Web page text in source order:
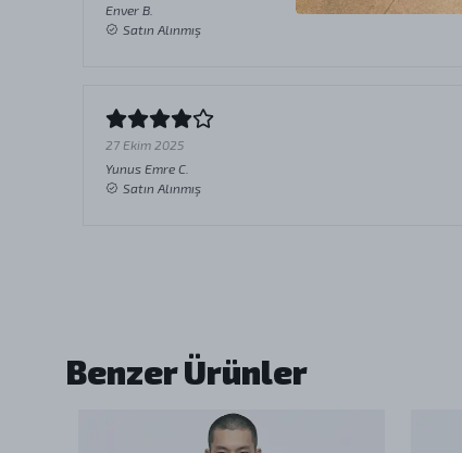
Enver B.
Satın Alınmış
27 Ekim 2025
Yunus Emre C.
Satın Alınmış
Benzer Ürünler